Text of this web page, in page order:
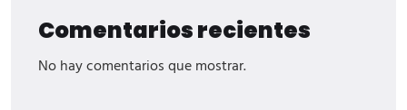
Comentarios recientes
No hay comentarios que mostrar.